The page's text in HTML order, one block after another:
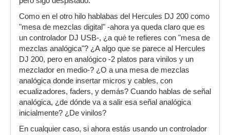
Como en el otro hilo hablabas del Hercules DJ 200 como
"mesa de mezclas digital" -ahora ya queda claro que es
un controlador DJ USB-, ¿a qué te refieres con "mesa de
mezclas analógica"? ¿A algo que se parece al Hercules
DJ 200, pero en analógico -2 platos para vinilos y un
mezclador en medio-? ¿O a una mesa de mezclas
analógica donde insertar micros y cables, con
ecualizadores, faders, y demás? Cuando hablas de señal
analógica, ¿de dónde va a salir esa señal analógica
inicialmente? ¿De vinilos?
En cualquier caso, si ahora estás usando un controlador